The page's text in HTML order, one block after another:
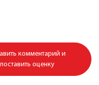
комментарий и
поставить оценку